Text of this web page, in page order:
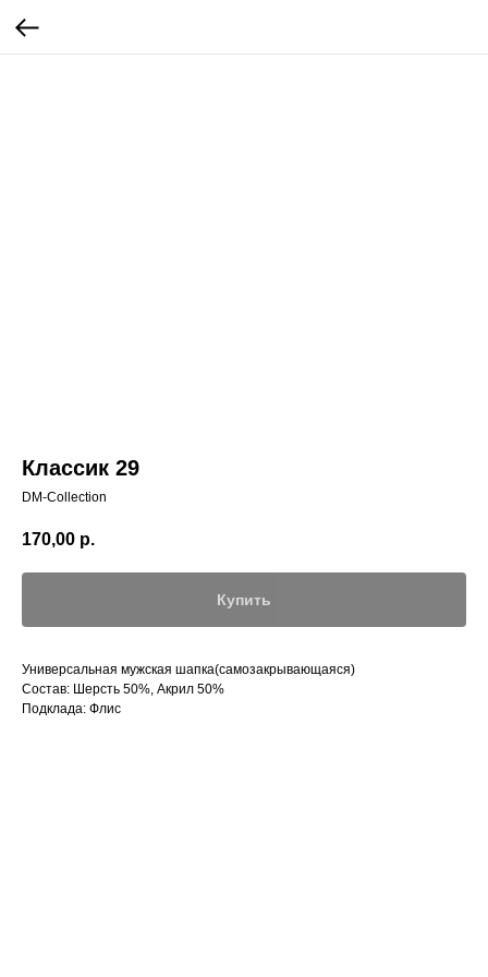
Классик 29
DM-Collection
170,00 р.
Купить
Универсальная мужская шапка(самозакрывающаяся)
Состав: Шерсть 50%, Акрил 50%
Подклада: Флис